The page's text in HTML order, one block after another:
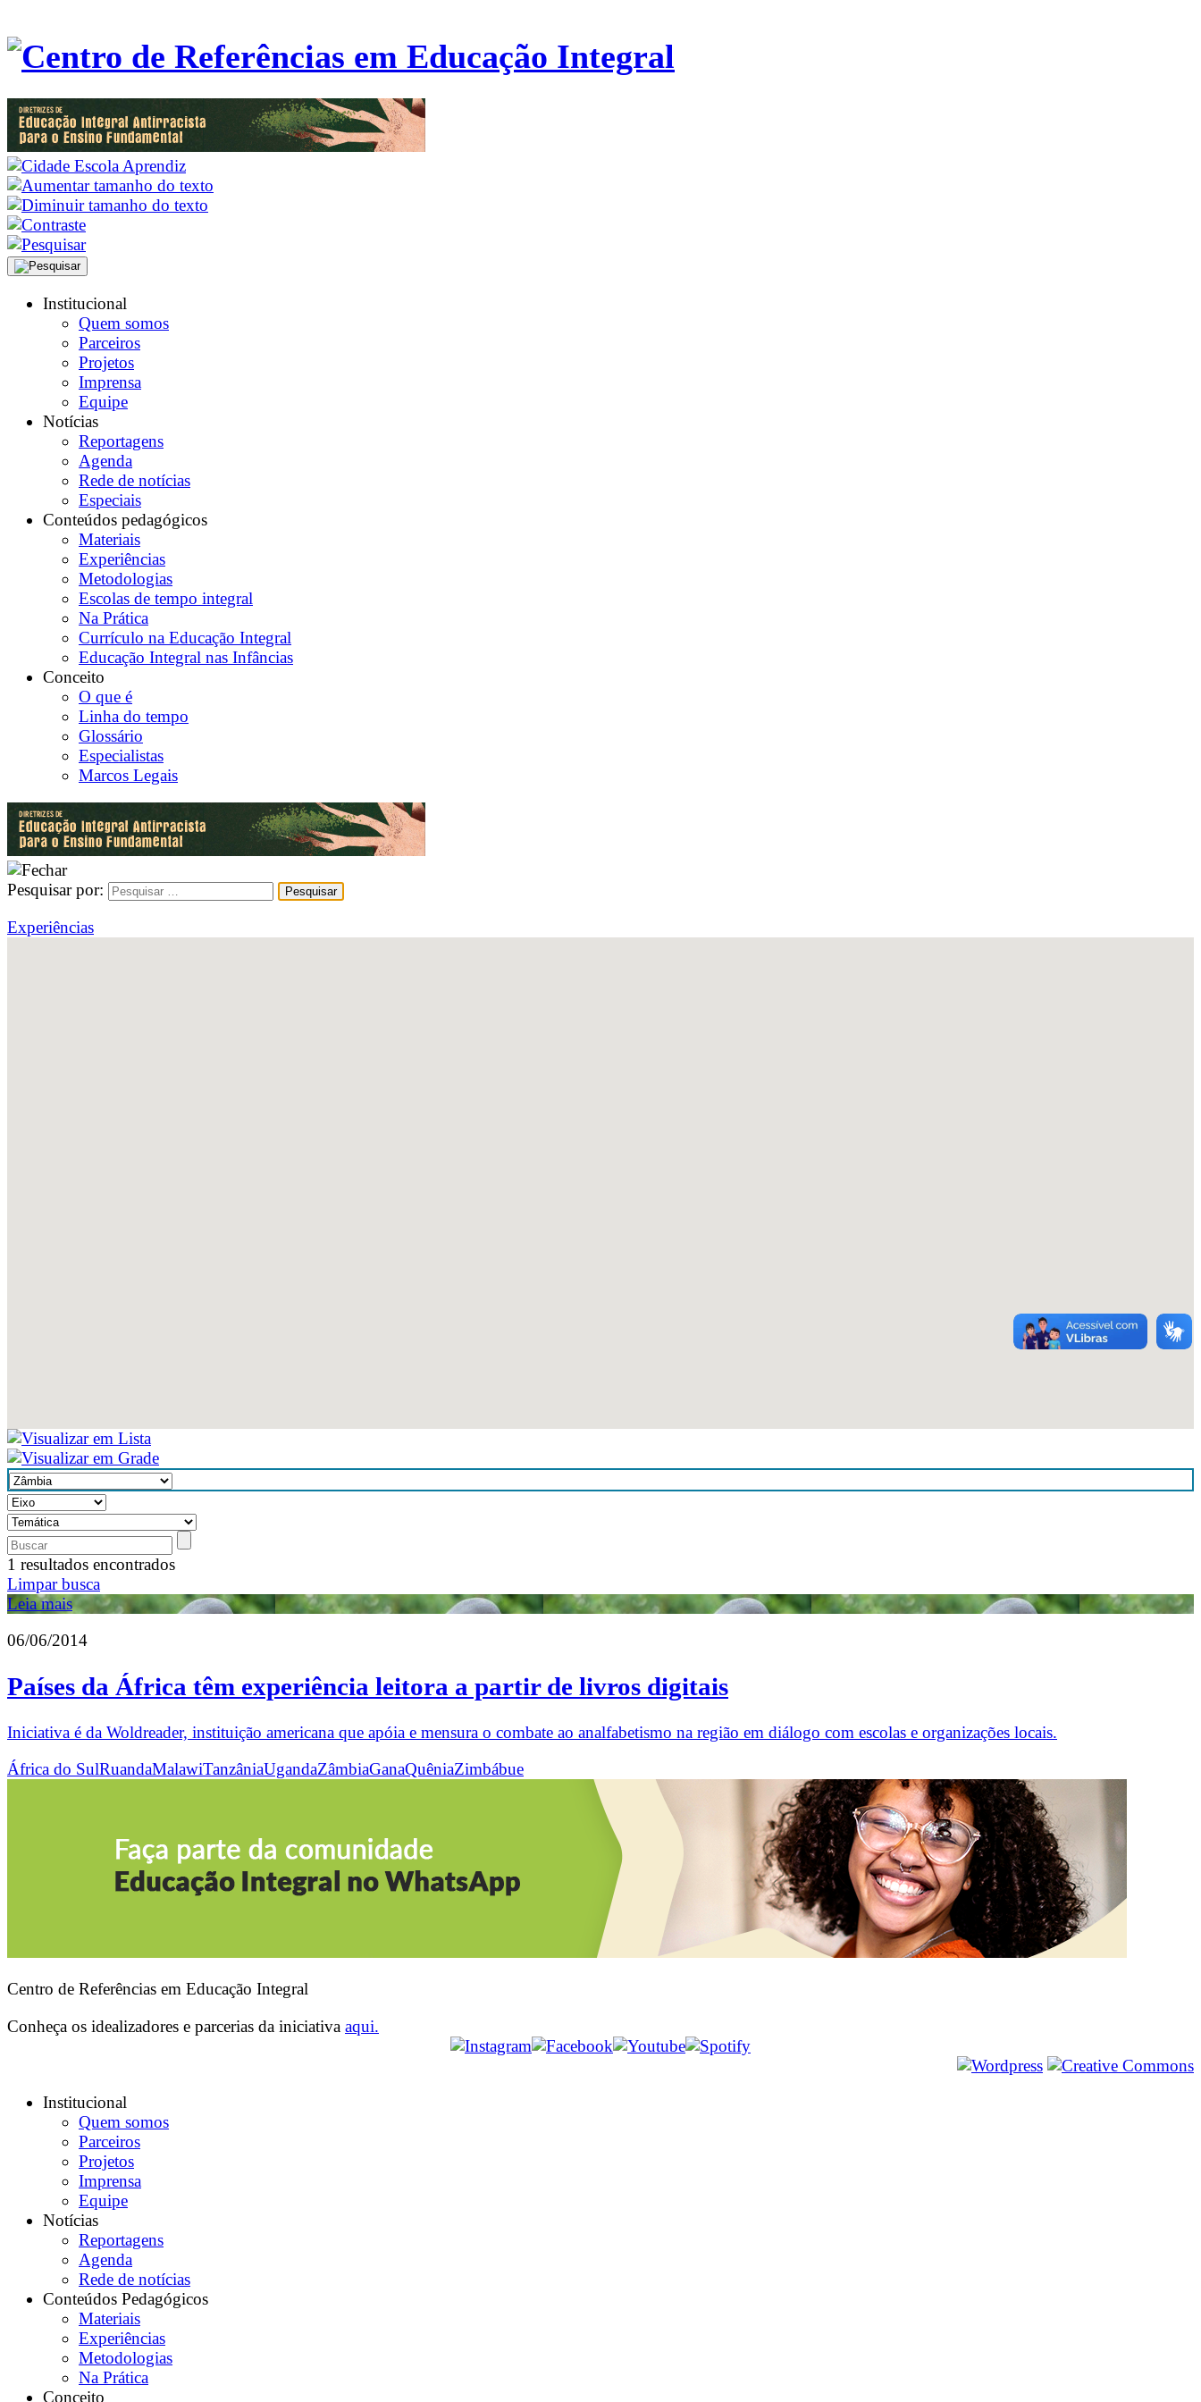
Institucional
Quem somos
Parceiros
Projetos
Imprensa
Equipe
Notícias
Reportagens
Agenda
Rede de notícias
Especiais
Conteúdos pedagógicos
Materiais
Experiências
Metodologias
Escolas de tempo integral
Na Prática
Currículo na Educação Integral
Educação Integral nas Infâncias
Conceito
O que é
Linha do tempo
Glossário
Especialistas
Marcos Legais
Pesquisar por:
Experiências
1 resultados encontrados
Limpar busca
Leia mais
06/06/2014
Países da África têm experiência leitora a partir de livros digitais
Iniciativa é da Woldreader, instituição americana que apóia e mensura o combate ao analfabetismo na região em diálogo com escolas e organizações locais.
África do SulRuandaMalawiTanzâniaUgandaZâmbiaGanaQuêniaZimbábue
Centro de Referências em Educação Integral
Conheça os idealizadores e parcerias da iniciativa aqui.
Institucional
Quem somos
Parceiros
Projetos
Imprensa
Equipe
Notícias
Reportagens
Agenda
Rede de notícias
Conteúdos Pedagógicos
Materiais
Experiências
Metodologias
Na Prática
Conceito